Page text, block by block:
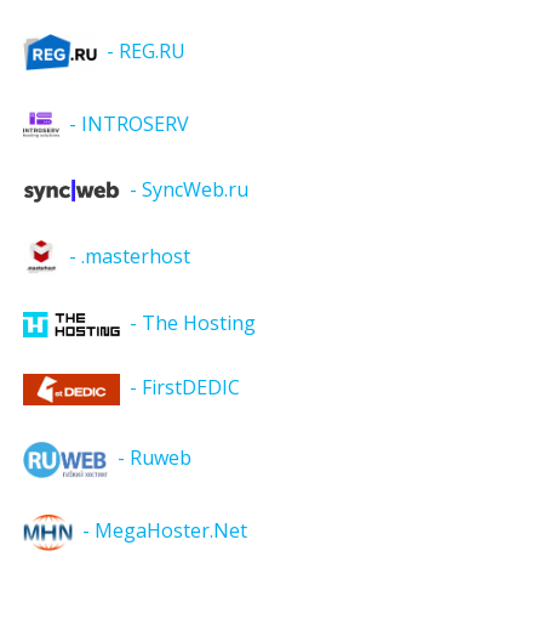
- REG.RU
- INTROSERV
- SyncWeb.ru
- .masterhost
- The Hosting
- FirstDEDIC
- Ruweb
- MegaHoster.Net